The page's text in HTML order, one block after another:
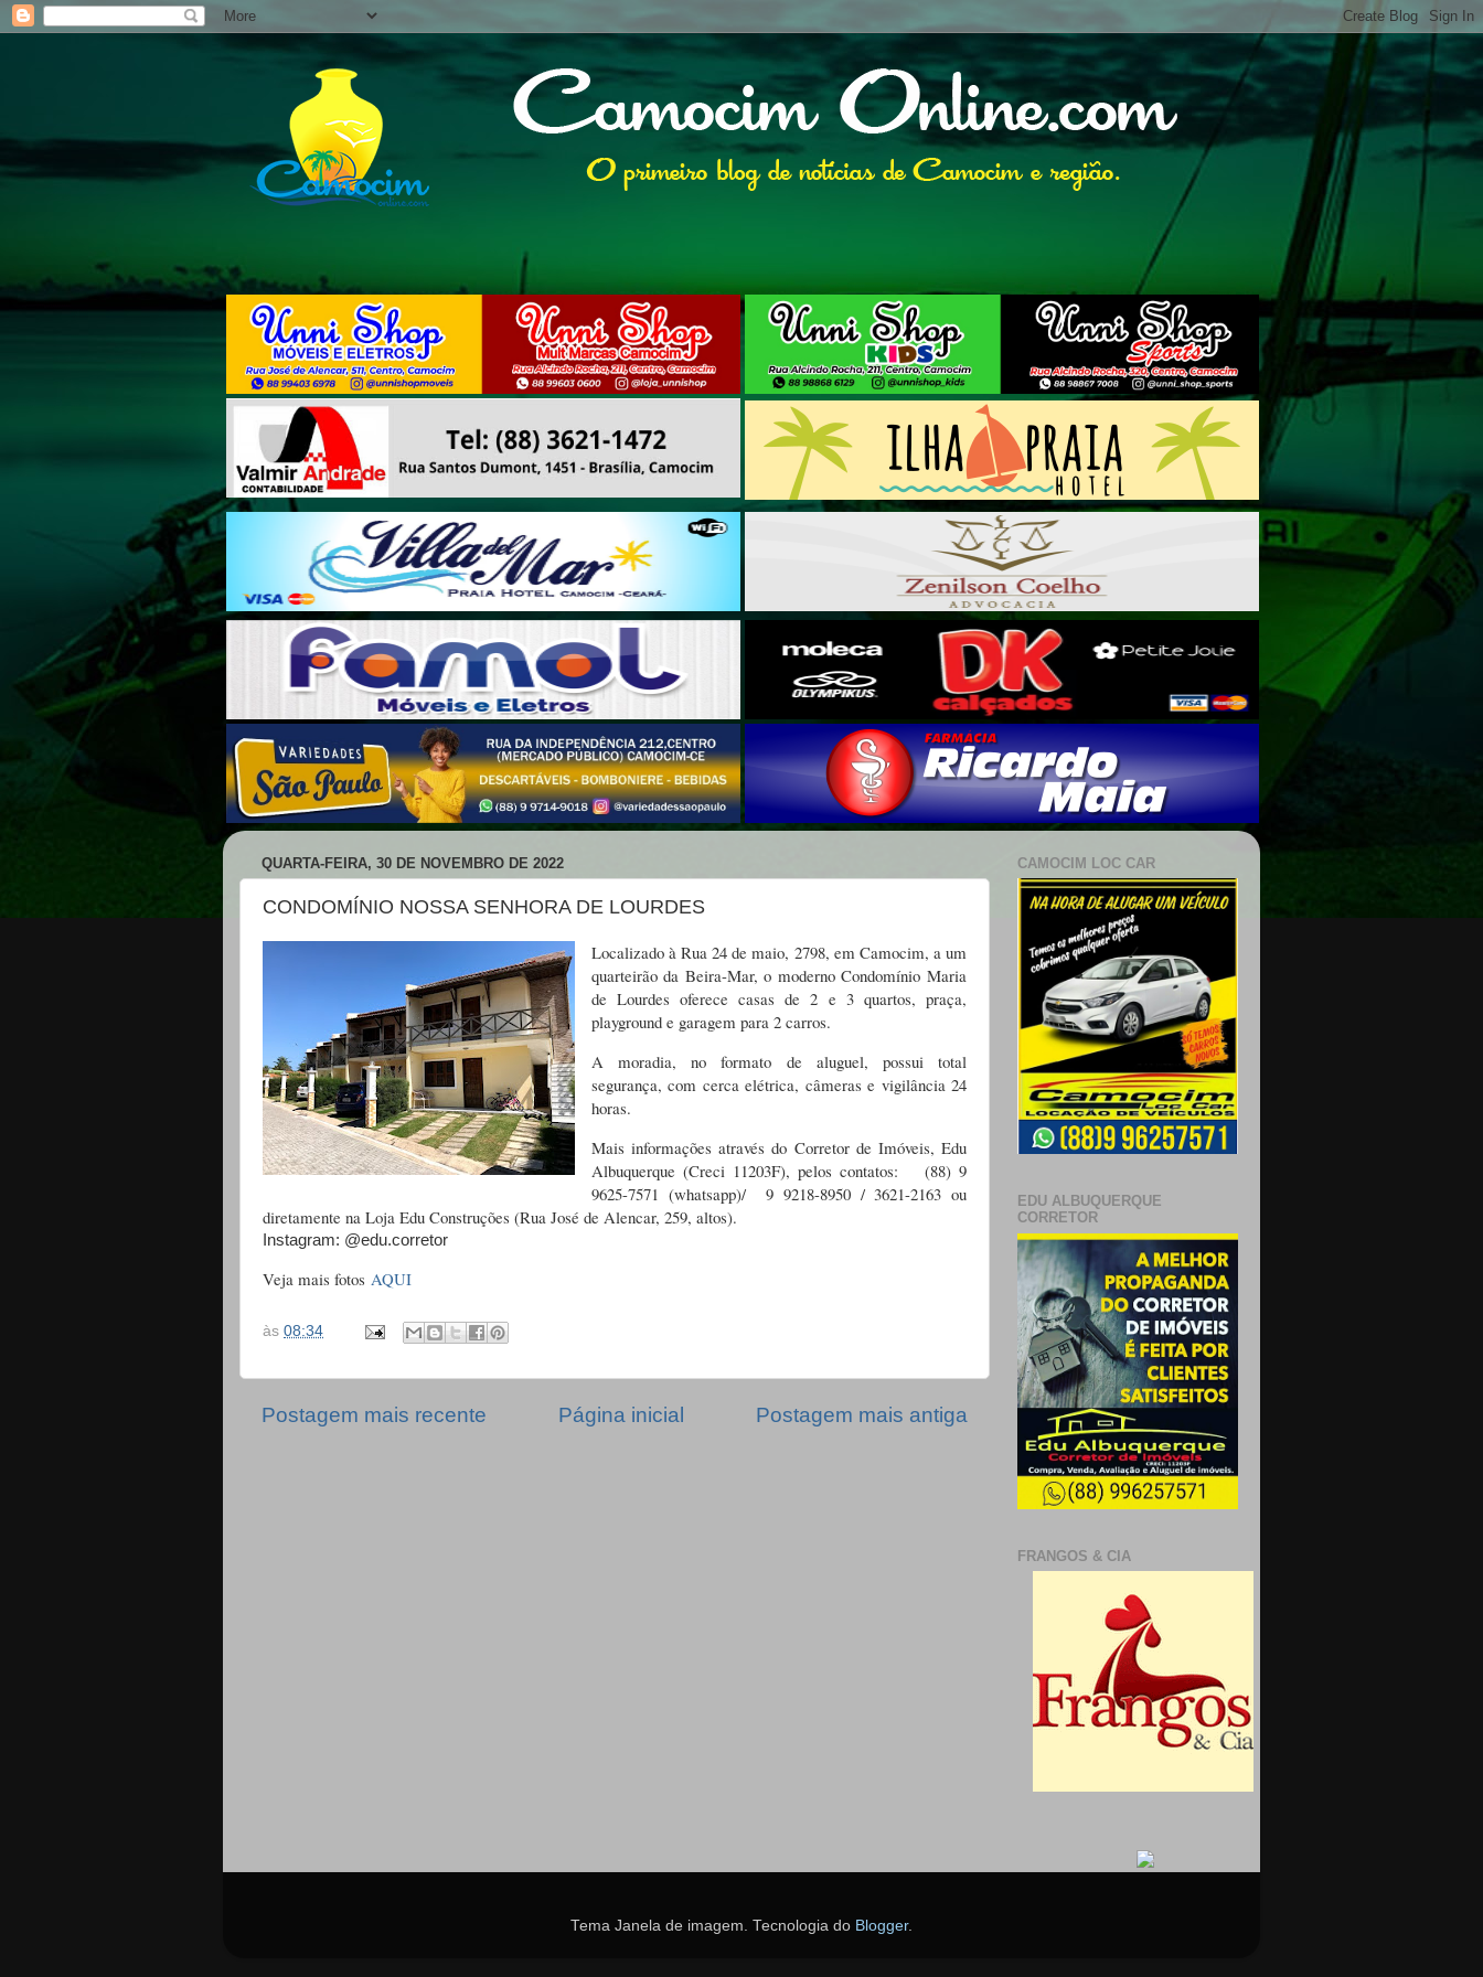
QUARTA-FEIRA, 30 DE NOVEMBRO DE 2022
CONDOMÍNIO NOSSA SENHORA DE LOURDES
Localizado à Rua 24 de maio, 2798, em Camocim, a um
quarteirão da Beira-Mar, o moderno Condomínio Maria
de Lourdes oferece casas de 2 e 3 quartos, praça,
playground e garagem para 2 carros.
A moradia, no formato de aluguel, possui total
segurança, com cerca elétrica, câmeras e vigilância 24
horas.
Mais informações através do Corretor de Imóveis, Edu
Albuquerque (Creci 11203F), pelos contatos: (88) 9
9625-7571 (whatsapp)/ 9 9218-8950 / 3621-2163 ou
diretamente na Loja Edu Construções (Rua José de Alencar, 259, altos).
Instagram: @edu.corretor
Veja mais fotos AQUI
às 08:34
Postagem mais recente Postagem mais antiga
Página inicial
CAMOCIM LOC CAR
EDU ALBUQUERQUE
CORRETOR
FRANGOS & CIA
Tema Janela de imagem. Tecnologia do Blogger.